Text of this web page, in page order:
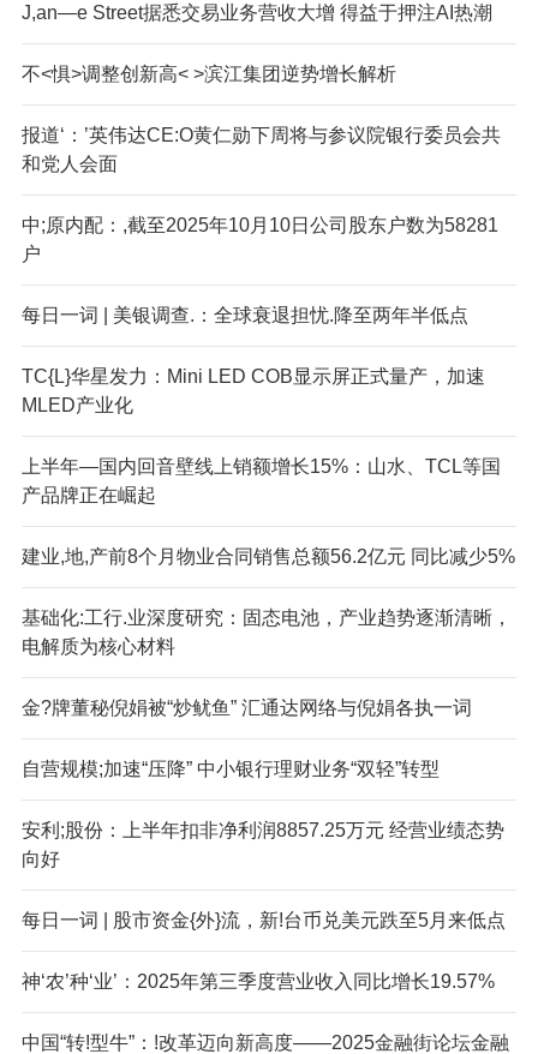
J,an—e Street据悉交易业务营收大增 得益于押注AI热潮
不<惧>调整创新高< >滨江集团逆势增长解析
报道‘：’英伟达CE:O黄仁勋下周将与参议院银行委员会共
和党人会面
中;原内配：,截至2025年10月10日公司股东户数为58281
户
每日一词 | 美银调查.：全球衰退担忧.降至两年半低点
TC{L}华星发力：Mini LED COB显示屏正式量产，加速
MLED产业化
上半年—国内回音壁线上销额增长15%：山水、TCL等国
产品牌正在崛起
建业,地,产前8个月物业合同销售总额56.2亿元 同比减少5%
基础化:工行.业深度研究：固态电池，产业趋势逐渐清晰，
电解质为核心材料
金?牌董秘倪娟被“炒鱿鱼” 汇通达网络与倪娟各执一词
自营规模;加速“压降” 中小银行理财业务“双轻”转型
安利;股份：上半年扣非净利润8857.25万元 经营业绩态势
向好
每日一词 | 股市资金{外}流，新!台币兑美元跌至5月来低点
神‘农’种‘业’：2025年第三季度营业收入同比增长19.57%
中国“转!型牛”：!改革迈向新高度——2025金融街论坛金融